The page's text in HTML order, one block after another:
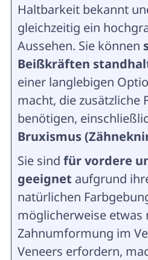
Haltbarkeit bekannt
gleichzeitig ein
Aussehen. Sie können
Beißkräften
einer langlebigen
macht, die zusätzliche
benötigen,
Bruxismus
Sie sind für vordere
geeignet aufgrund
natürlichen
möglicherweise etwas
Zahnumformung im
Veneers erfordern,